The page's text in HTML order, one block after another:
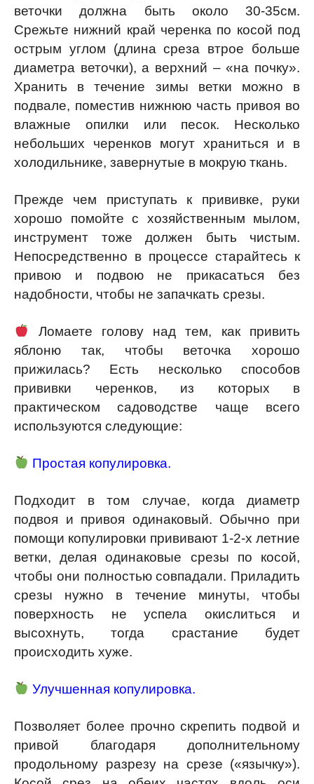
веточки должна быть около 30-35см.
Срежьте нижний край черенка по косой под
острым углом (длина среза втрое больше
диаметра веточки), а верхний – «на почку».
Хранить в течение зимы ветки можно в
подвале, поместив нижнюю часть привоя во
влажные опилки или песок. Несколько
небольших черенков могут храниться и в
холодильнике, завернутые в мокрую ткань.
Прежде чем приступать к прививке, руки
хорошо помойте с хозяйственным мылом,
инструмент тоже должен быть чистым.
Непосредственно в процессе старайтесь к
привою и подвою не прикасаться без
надобности, чтобы не запачкать срезы.
Ломаете голову над тем, как привить
яблоню так, чтобы веточка хорошо
прижилась? Есть несколько способов
прививки черенков, из которых в
практическом садоводстве чаще всего
используются следующие:
Простая копулировка.
Подходит в том случае, когда диаметр
подвоя и привоя одинаковый. Обычно при
помощи копулировки прививают 1-2-х летние
ветки, делая одинаковые срезы по косой,
чтобы они полностью совпадали. Приладить
срезы нужно в течение минуты, чтобы
поверхность не успела окислиться и
высохнуть, тогда срастание будет
происходить хуже.
Улучшенная копулировка.
Позволяет более прочно скрепить подвой и
привой благодаря дополнительному
продольному разрезу на срезе («язычку»).